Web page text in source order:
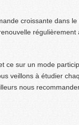
croissante dans
ce sur un mode
veillons à étudier
nous